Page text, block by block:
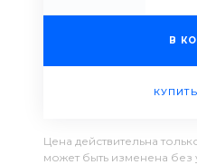
В
Цена действительна
может быть изменена без